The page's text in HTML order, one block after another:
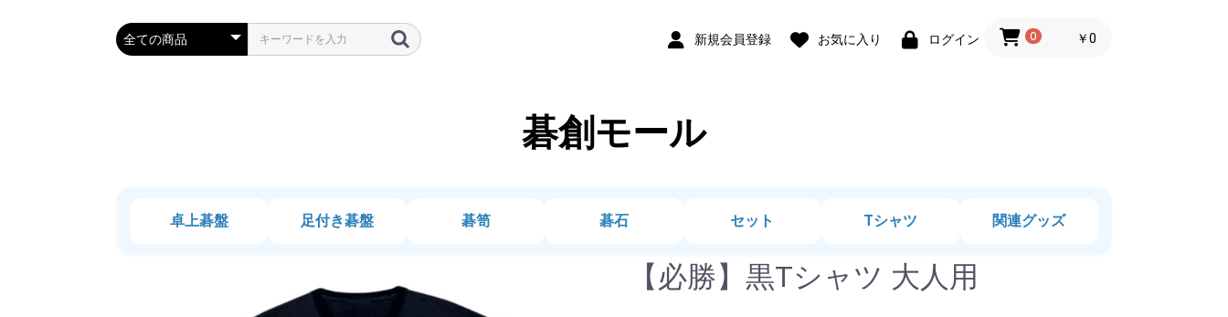
新規会員登録 お気に入り ログイン 0 ￥0
碁創モール
卓上碁盤 足付き碁盤 碁笥 碁石 セット Tシャツ 関連グッズ
【必勝】黒Tシャツ 大人用